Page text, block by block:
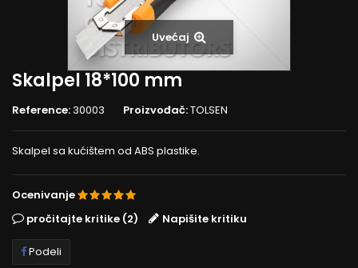
Uvećaj
Skalpel 18*100 mm
Reference:30003 Proizvođač:TOLSEN
Skalpel sa kućištem od ABS plastike.
Ocenivanje
pročitajte kritike (2)
Napišite kritiku
Podeli